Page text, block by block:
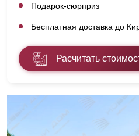
Подарок-сюрприз
Бесплатная доставка до
Расчитать